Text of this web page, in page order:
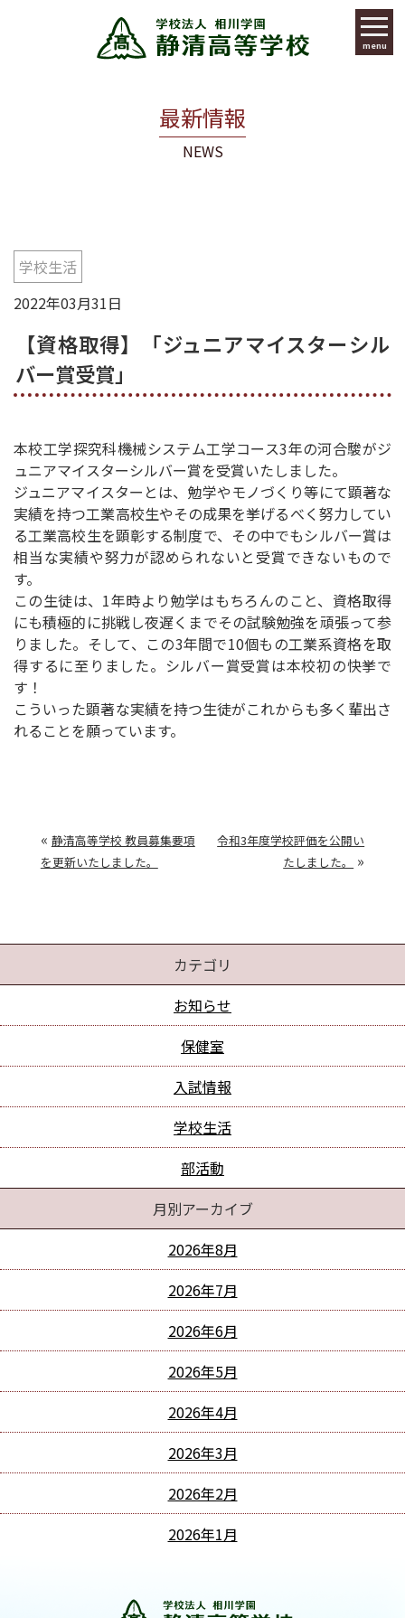
menu
最新情報
NEWS
学校生活
2022年03月31日
【資格取得】「ジュニアマイスターシル
バー賞受賞」
本校工学探究科機械システム工学コース3年の河合駿がジ
ュニアマイスターシルバー賞を受賞いたしました。
ジュニアマイスターとは、勉学やモノづくり等にて顕著な
実績を持つ工業高校生やその成果を挙げるべく努力してい
る工業高校生を顕彰する制度で、その中でもシルバー賞は
相当な実績や努力が認められないと受賞できないもので
す。
この生徒は、1年時より勉学はもちろんのこと、資格取得
にも積極的に挑戦し夜遅くまでその試験勉強を頑張って参
りました。そして、この3年間で10個もの工業系資格を取
得するに至りました。シルバー賞受賞は本校初の快挙で
す！
こういった顕著な実績を持つ生徒がこれからも多く輩出さ
れることを願っています。
« 静清高等学校 教員募集要項
を更新いたしました。
令和3年度学校評価を公開い
たしました。
»
カテゴリ
お知らせ
保健室
入試情報
学校生活
部活動
月別アーカイブ
2026年8月
2026年7月
2026年6月
2026年5月
2026年4月
2026年3月
2026年2月
2026年1月